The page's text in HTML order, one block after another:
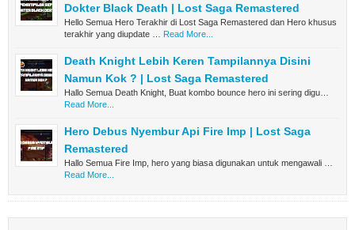
Dokter Black Death | Lost Saga Remastered
Hello Semua Hero Terakhir di Lost Saga Remastered dan Hero khusus
terakhir yang diupdate …
Read More...
Death Knight Lebih Keren Tampilannya Disini
Namun Kok ? | Lost Saga Remastered
Hallo Semua Death Knight, Buat kombo bounce hero ini sering digu…
Read More...
Hero Debus Nyembur Api Fire Imp | Lost Saga
Remastered
Hallo Semua Fire Imp, hero yang biasa digunakan untuk mengawali …
Read More...